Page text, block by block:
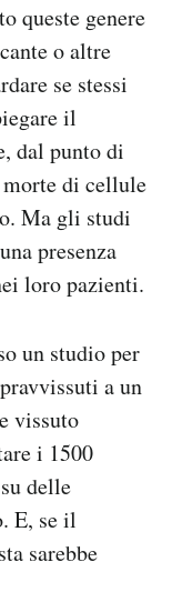
queste genere
o altre
se stessi
il
dal punto di
di cellule
Ma gli studi
presenza
loro pazienti.
un studio per
a un
vissuto
i 1500
delle
E, se il
sarebbe